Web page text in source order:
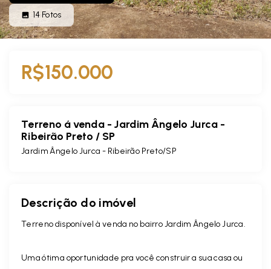
14 Fotos
R$150.000
Terreno á venda - Jardim Ângelo Jurca -
Ribeirão Preto / SP
Jardim Ângelo Jurca - Ribeirão Preto/SP
Descrição do imóvel
Terreno disponível à venda no bairro Jardim Ângelo Jurca.
Uma ótima oportunidade pra você construir a sua casa ou